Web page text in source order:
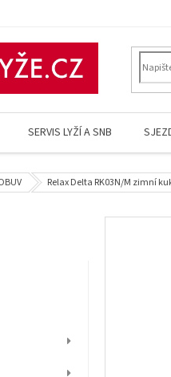
SERVIS LYŽÍ A SNB
Relax Delta RK03N/M zimní